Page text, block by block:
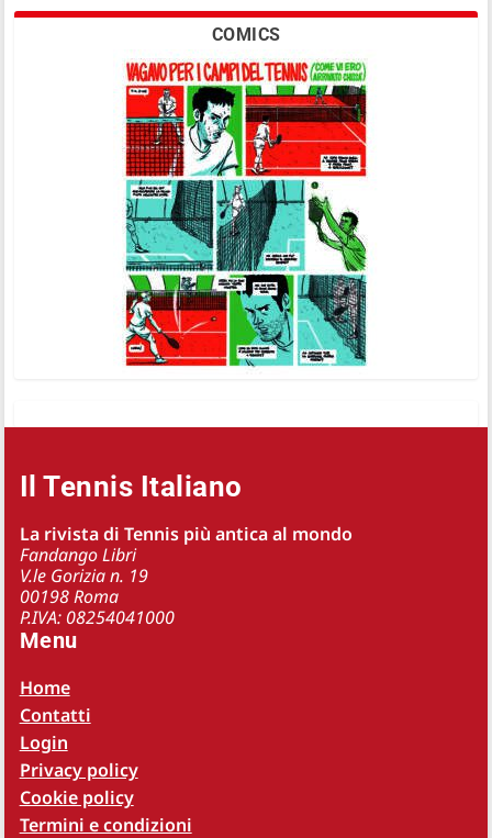
COMICS
Il Tennis Italiano
La rivista di Tennis più antica al mondo
Fandango Libri
V.le Gorizia n. 19
00198 Roma
P.IVA: 08254041000
Menu
Home
Contatti
Login
Privacy policy
Cookie policy
Termini e condizioni